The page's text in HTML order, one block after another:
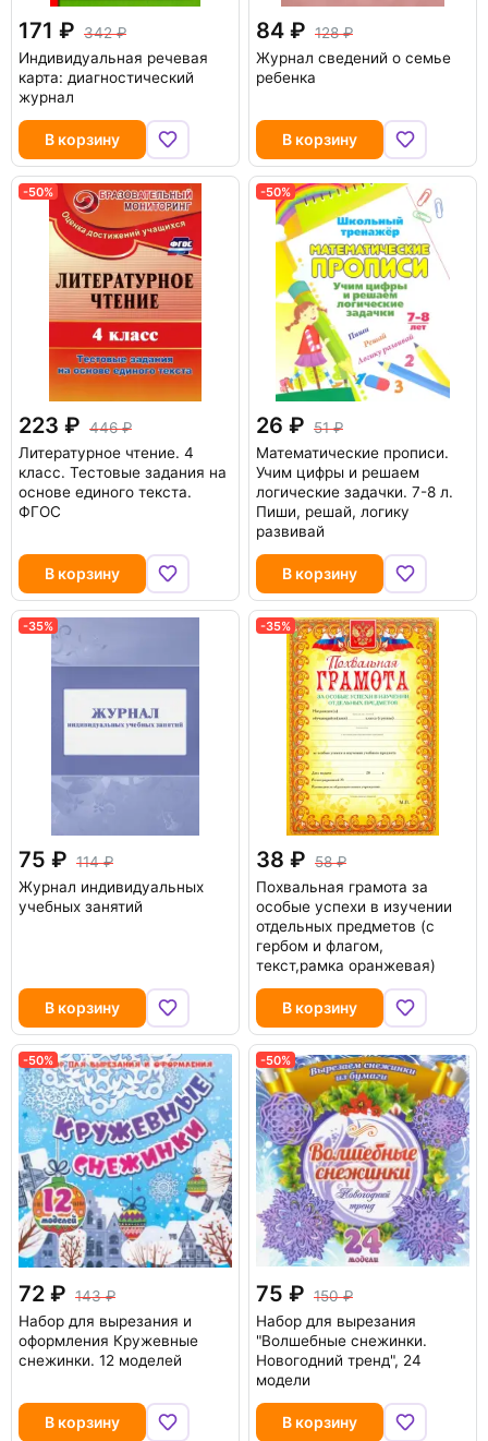
171
342
Индивидуальная речевая
карта: диагностический
журнал
В корзину
84
128
Журнал сведений о семье
ребенка
В корзину
-50%
223
446
Литературное чтение. 4
класс. Тестовые задания на
основе единого текста.
ФГОС
В корзину
-50%
26
51
Математические прописи.
Учим цифры и решаем
логические задачки. 7-8 л.
Пиши, решай, логику
развивай
В корзину
-35%
75
114
Журнал индивидуальных
учебных занятий
В корзину
-35%
38
58
Похвальная грамота за
особые успехи в изучении
отдельных предметов (с
гербом и флагом,
текст,рамка оранжевая)
В корзину
-50%
72
143
Набор для вырезания и
оформления Кружевные
снежинки. 12 моделей
В корзину
-50%
75
150
Набор для вырезания
"Волшебные снежинки.
Новогодний тренд", 24
модели
В корзину